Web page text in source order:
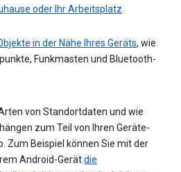
oder Ihr Arbeitsplatz
in der Nähe Ihres Geräts, wie
Funkmasten und Bluetooth-
von Standortdaten und wie
zum Teil von Ihren Geräte-
Zum Beispiel können Sie mit der
Android-Gerätdie